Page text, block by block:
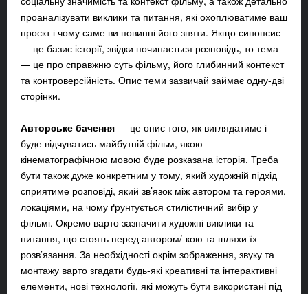
проаналізувати виклики та питання, які охоплюватиме ваш
проєкт і чому саме ви повинні його зняти. Якщо синопсис
— це базис історії, звідки починається розповідь, то тема
— це про справжню суть фільму, його глибинний контекст
та контроверсійність. Опис теми зазвичай займає одну-дві
сторінки.
Авторське бачення — це опис того, як виглядатиме і
буде відчуватись майбутній фільм, якою
кінематографічною мовою буде розказана історія. Треба
бути також дуже конкретним у тому, який художній підхід
сприятиме розповіді, який зв’язок між автором та героями,
локаціями, на чому ґрунтується стилістичний вибір у
фільмі. Окремо варто зазначити художні виклики та
питання, що стоять перед автором/-кою та шляхи їх
розв’язання. За необхідності окрім зображення, звуку та
монтажу варто згадати будь-які креативні та інтерактивні
елементи, нові технології, які можуть бути використані під